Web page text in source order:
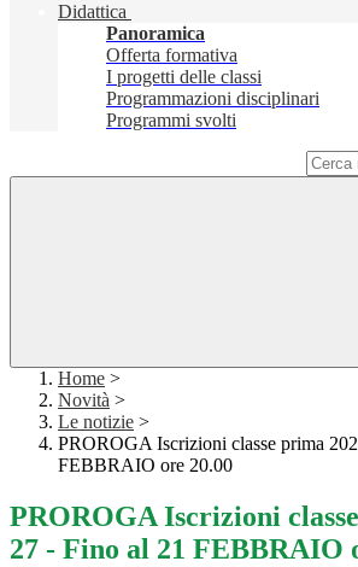
Didattica
Panoramica
Offerta formativa
I progetti delle classi
Programmazioni disciplinari
Programmi svolti
Home >
Novità >
Le notizie >
PROROGA Iscrizioni classe prima
FEBBRAIO ore 20.00
PROROGA Iscrizioni
27 - Fino al 21 FEBBRAIO